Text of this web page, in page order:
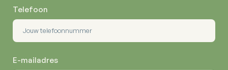
Telefoon
E-mailadres